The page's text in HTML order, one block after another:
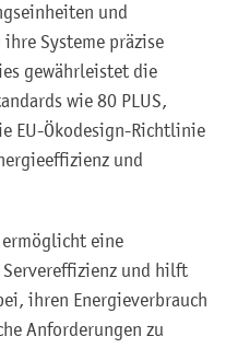
und
Systeme präzise
gewährleistet die
wie 80 PLUS,
EU-Ökodesign-Richtlinie
und
ermöglicht eine
und hilft
ihren Energieverbrauch
Anforderungen zu